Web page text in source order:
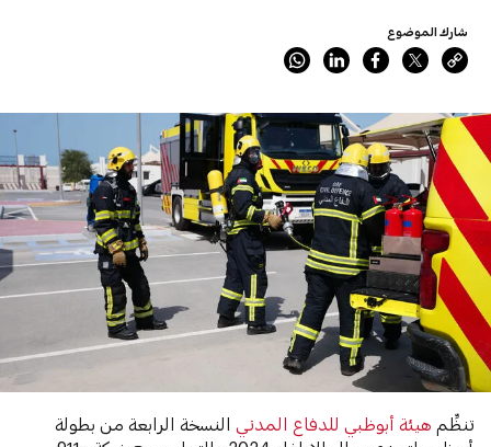
شارك الموضوع
تنظِّم هيئة أبوظبي للدفاع المدني النسخة الرابعة من بطولة